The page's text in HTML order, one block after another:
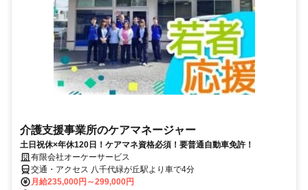
介護支援事業所のケアマネージャー
土日祝休×年休120日！ケアマネ資格必須！要普通自動車免許！
有限会社オーケーサービス
交通・アクセス 八千代緑が丘駅より車で4分
月給235,000円～299,000円